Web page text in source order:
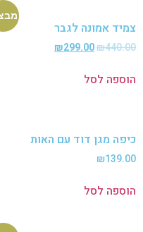
מבצע!
אמונה לגבר
₪
₪299.00
לסל
מגן דוד עם האות
₪
לסל